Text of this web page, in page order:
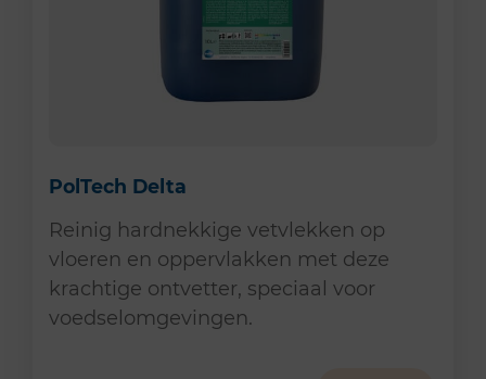
PolTech Delta
Reinig hardnekkige vetvlekken op
vloeren en oppervlakken met deze
krachtige ontvetter, speciaal voor
voedselomgevingen.